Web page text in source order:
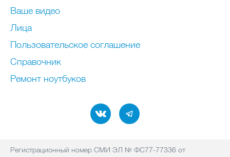
Ваше видео
Лица
Пользовательское соглашение
Справочник
Ремонт нoутбуков
Регистрационный номер СМИ ЭЛ № ФС77-77336 от